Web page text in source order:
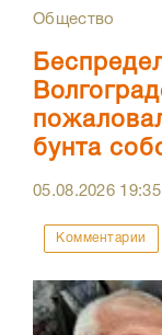
Общество
бунта
05.08.2026 19:35
Комментарии